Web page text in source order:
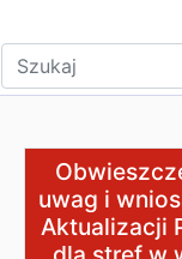
Wpisz tekst do
Obwieszczenie
uwag i
Aktualizacji